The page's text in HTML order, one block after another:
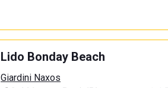
Lido Bonday Beach
Giardini Naxos